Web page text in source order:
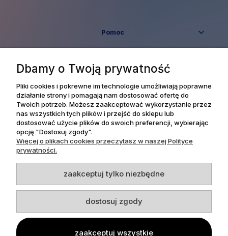
Pomoc
Informacje
Dpl Agency -Projekt i realizacja
Dbamy o Twoją prywatność
Pliki cookies i pokrewne im technologie umożliwiają poprawne
działanie strony i pomagają nam dostosować ofertę do
Twoich potrzeb. Możesz zaakceptować wykorzystanie przez
nas wszystkich tych plików i przejść do sklepu lub
dostosować użycie plików do swoich preferencji, wybierając
opcję "Dostosuj zgody".
Więcej o plikach cookies przeczytasz w naszej Polityce
prywatności.
zaakceptuj tylko niezbędne
dostosuj zgody
zaakceptuj wszystkie